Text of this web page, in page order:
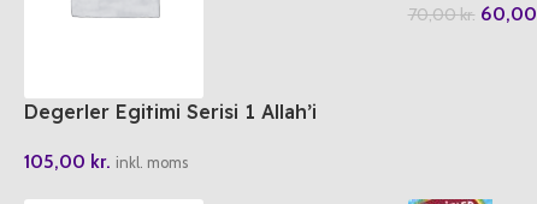
Degerler Egitimi Serisi 1 Allah’i
105,00 kr. inkl. moms
70,00kr. 60,00